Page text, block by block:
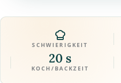
SCHWIERIGKEIT
20 s
KOCH/BACKZEIT